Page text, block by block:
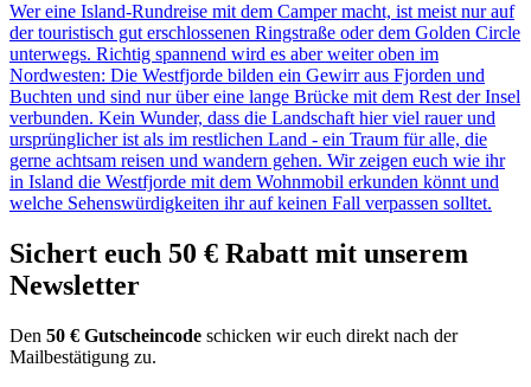
Wer eine Island-Rundreise mit dem Camper macht, ist meist nur auf
der touristisch gut erschlossenen Ringstraße oder dem Golden Circle
unterwegs. Richtig spannend wird es aber weiter oben im
Nordwesten: Die Westfjorde bilden ein Gewirr aus Fjorden und
Buchten und sind nur über eine lange Brücke mit dem Rest der Insel
verbunden. Kein Wunder, dass die Landschaft hier viel rauer und
ursprünglicher ist als im restlichen Land - ein Traum für alle, die
gerne achtsam reisen und wandern gehen. Wir zeigen euch wie ihr
in Island die Westfjorde mit dem Wohnmobil erkunden könnt und
welche Sehenswürdigkeiten ihr auf keinen Fall verpassen solltet.
Sichert euch 50 € Rabatt mit unserem
Newsletter
Den 50 € Gutscheincode schicken wir euch direkt nach der
Mailbestätigung zu.